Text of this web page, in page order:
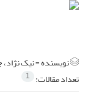
نویسنده =نیک نژاد،
تعداد مقالات: 1